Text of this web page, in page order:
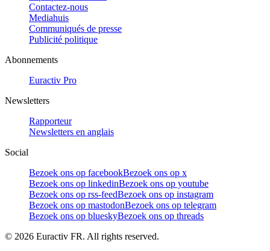
Contactez-nous
Mediahuis
Communiqués de presse
Publicité politique
Abonnements
Euractiv Pro
Newsletters
Rapporteur
Newsletters en anglais
Social
Bezoek ons op facebookBezoek ons op x
Bezoek ons op linkedinBezoek ons op youtube
Bezoek ons op rss-feedBezoek ons op instagram
Bezoek ons op mastodonBezoek ons op telegram
Bezoek ons op blueskyBezoek ons op threads
© 2026 Euractiv FR. All rights reserved.